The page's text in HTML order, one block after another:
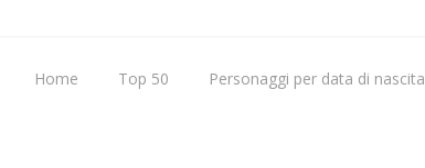
Home Top 50 Personaggi per data di nascita